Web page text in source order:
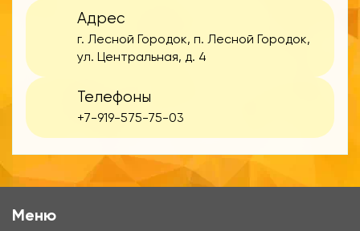
Адрес
г. Лесной Городок, п. Лесной Городок,
ул. Центральная, д. 4
Телефоны
+7-919-575-75-03
Меню